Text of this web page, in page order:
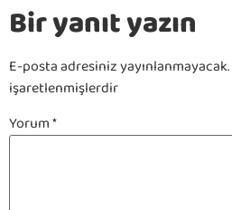
Bir yanıt yazın
E-posta adresiniz yayınlanmayacak.
işaretlenmişlerdir
Yorum*